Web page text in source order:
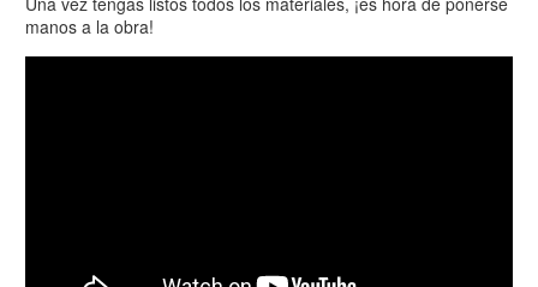
manos a la obra!